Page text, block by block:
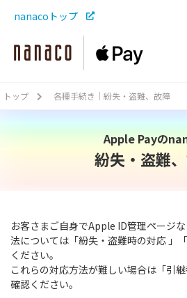
nanacoトップ
トップ 各種手続き｜紛失・盗難、故障
Apple Payの
紛失・盗難
お客さまご自身でApple ID管理ページ
法については「紛失・盗難時の対応 」
ください。
これらの対応方法が難しい場合は「引
確認ください。